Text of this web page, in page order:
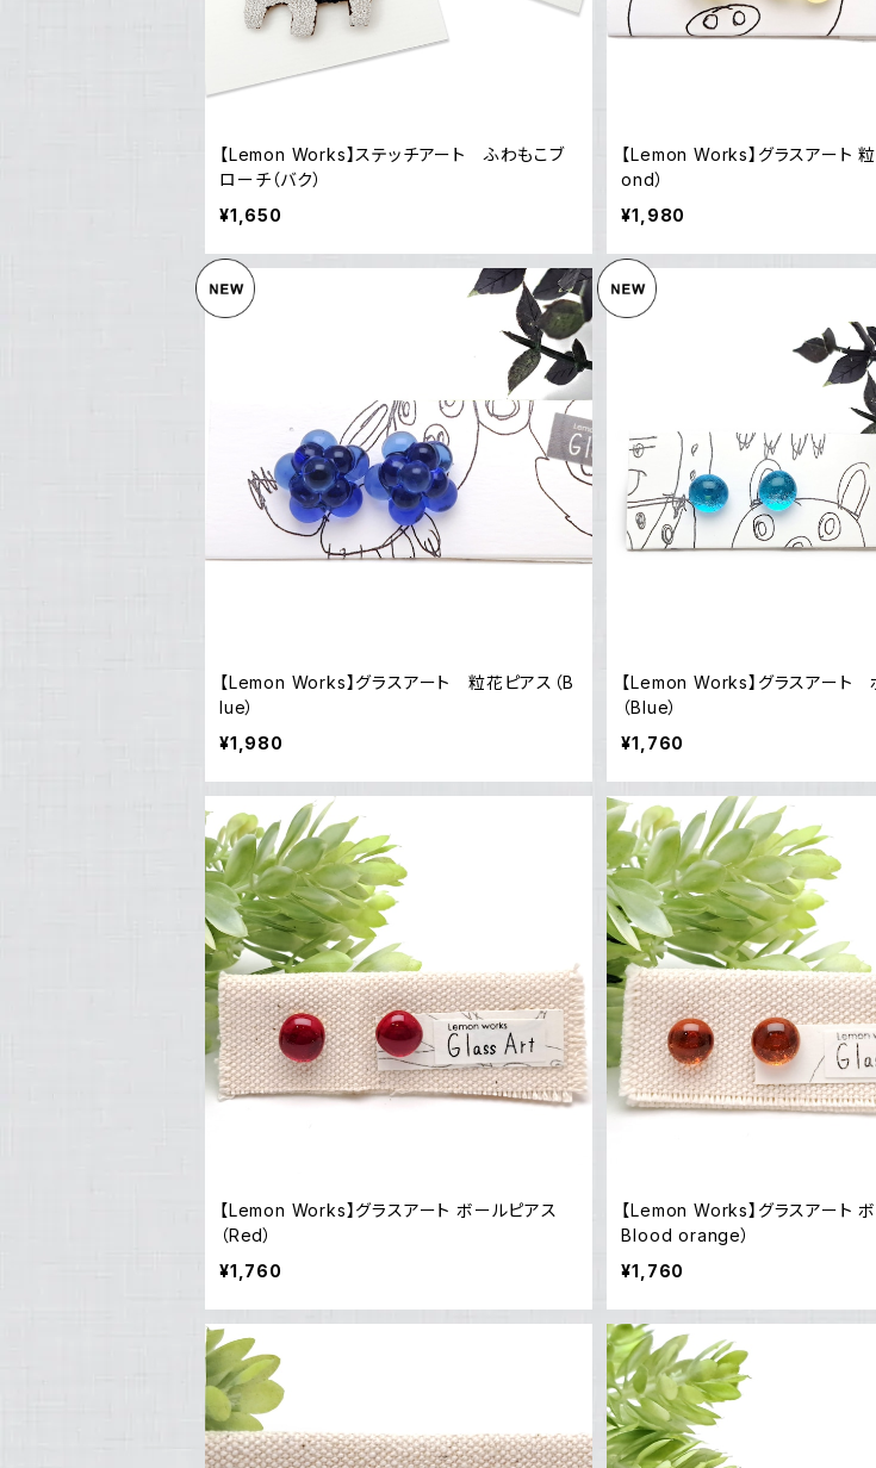
【Lemon Works】ステッチアート ふわもこブ
ローチ（バク）
¥1,650
【Lemon Works】グラスアート
ond）
¥1,980
【Lemon Works】グラスアート 粒花ピアス（B
lue）
¥1,980
【Lemon Works】グラスアート
（Blue）
¥1,760
【Lemon Works】グラスアート ボールピアス
（Red）
¥1,760
【Lemon Works】グラスアート ボールピアス（
Blood orange）
¥1,760